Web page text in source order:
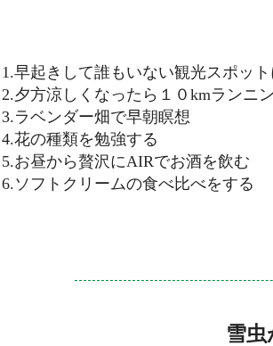
1.早起きして誰もいない観光スポット
2.夕方涼しくなったら１０kmランニ
3.ラベンダー畑で早朝瞑想
4.花の種類を勉強する
5.お昼から贅沢にAIRでお酒を飲む
6.ソフトクリームの食べ比べをする
雪虫